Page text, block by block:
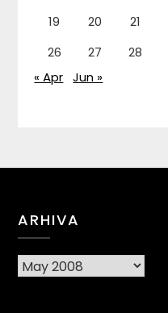
19
20 21
26
27 28
« Apr Jun »
ARHIVA
Arhiva